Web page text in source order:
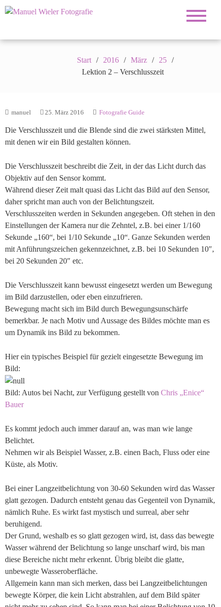
Fotografie
Fotograf für Hochzeiten, Familie, Portrait und
Start 2016 März
25
Lektion 2 – Verschlusszeit
manuel 25. März 2016 Fotografie Guide
Die Verschlusszeit und die Blende sind die zwei stärksten Mittel,
mit denen wir ein Bild gestalten können.
Die Verschlusszeit beschreibt die Zeit, in der das Licht durch das
Objektiv auf den Sensor kommt.
Während dieser Zeit malt quasi das Licht das Bild auf den Sensor,
daher spricht man auch von der Belichtungszeit.
Verschlusszeiten werden in Sekunden angegeben. Oft stehen in den
Einstellungen der Kamera nur die Zehntel, z.B. bei einer 1/160
Sekunde „160“, bei 1/10 Sekunde „10“. Ganze Sekunden werden
mit Anführungszeichen gekennzeichnet, z.B. bei 10 Sekunden 10″,
bei 20 Sekunden 20″ etc.
Die Verschlusszeit kann bewusst eingesetzt werden um Bewegung
im Bild darzustellen, oder eben einzufrieren.
Bewegung macht sich im Bild durch Bewegungsunschärfe
bemerkbar. Je nach Motiv und Aussage des Bildes möchte man es
um Dynamik ins Bild zu bekommen.
Hier ein typisches Beispiel für gezielt eingesetzte Bewegung im
Bild:
Bild: Autos bei Nacht, zur Verfügung gestellt von Chris „Enice“
Bauer
Es kommt jedoch auch immer darauf an, was man wie lange
Belichtet.
Nehmen wir als Beispiel Wasser, z.B. einen Bach, Fluss oder eine
Küste, als Motiv.
Bei einer Langzeitbelichtung von 30-60 Sekunden wird das Wasser
glatt gezogen. Dadurch entsteht genau das Gegenteil von Dynamik,
nämlich Ruhe. Es wirkt fast mystisch und surreal, aber sehr
beruhigend.
Der Grund, weshalb es so glatt gezogen wird, ist, dass das bewegte
Wasser während der Belichtung so lange unscharf wird, bis man
diese Bereiche nicht mehr erkennt. Übrig bleibt die glatte,
unbewegte Wasseroberfläche.
Allgemein kann man sich merken, dass bei Langzeitbelichtungen
bewegte Körper, die kein Licht abstrahlen, auf dem Bild später